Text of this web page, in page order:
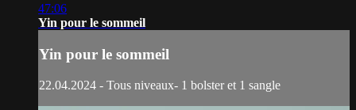
47:06
Yin pour le sommeil
Yin pour le sommeil
22.04.2024 - Tous niveaux- 1 bolster et 1 sangle